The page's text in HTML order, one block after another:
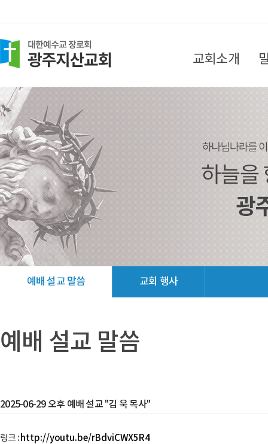
교회소개
찾아오시는 길
교회소식
예배 설교 말씀 교회 행사
예배 설교 말씀
2025-06-29 오후 예배 설교 "김 욱 목사"
링크 : http://youtu.be/rBdviCWX5R4